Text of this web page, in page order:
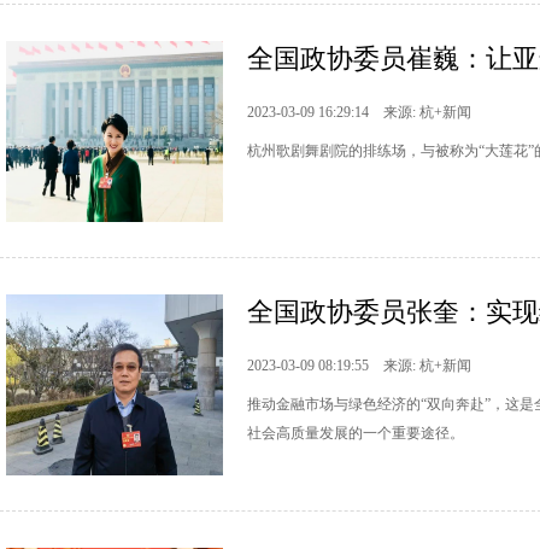
全国政协委员崔巍：让
2023-03-09 16:29:14 来源: 杭+新闻
杭州歌剧舞剧院的排练场，与被称为“大莲花
全国政协委员张奎：实
2023-03-09 08:19:55 来源: 杭+新闻
推动金融市场与绿色经济的“双向奔赴”，这
社会高质量发展的一个重要途径。